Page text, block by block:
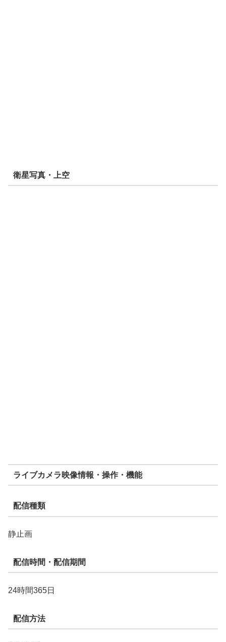
衛星写真・上空
ライブカメラ映像情報・操作・機能
配信種類
静止画
配信時間・配信期間
24時間365日
配信方法